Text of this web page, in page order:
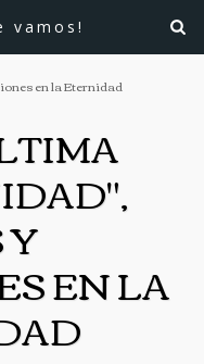
vamos!
en la Eternidad
EN LA